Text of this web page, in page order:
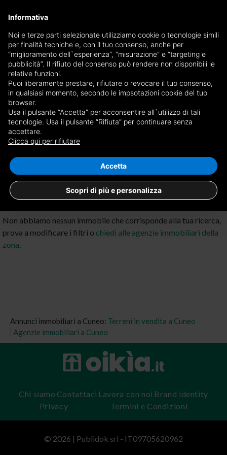
Ricevi copia del giornale via mail
Scegli giornale
Nessun risultato per
Torre Bianca, Cuneo
Non abbiamo nessun immobile che corrisponde alla tua ricerca,
prova a modificare i filtri o chiedi alle agenzie immobiliari della
zona.
Annunci immobiliari a Cuneo: Terreni in vendita a Cuneo
Agenzie immobiliari a Cuneo
Ricevi copia del giornale via mail
Edizione
×Cuneo
E-mail
Sono maggiorenne, ho letto e accetto lecondizionie l'informativa
privacy
Chi siamo Contattaci Lavora con noi Brand identity
Privacy
Termini e Condizioni
© 2026 | Publidok srl - IT09705620962
Informativa
Noi e terze parti selezionate utilizziamo cookie o tecnologie simili
per finalità tecniche e, con il tuo consenso, anche per
“miglioramento dell`esperienza”, “misurazione” e “targeting e
pubblicità”. Il rifiuto del consenso può rendere non disponibili le
relative funzioni.
Puoi liberamente prestare, rifiutare o revocare il tuo consenso,
in qualsiasi momento, secondo le impsotazioni cookie del tuo
browser.
Usa il pulsante “Accetta” per acconsentire all`utilizzo di tali
tecnologie. Usa il pulsante “Rifiuta” per continuare senza
accettare.
Clicca qui per rifiutare
Scopri di più e personalizza
Accetta